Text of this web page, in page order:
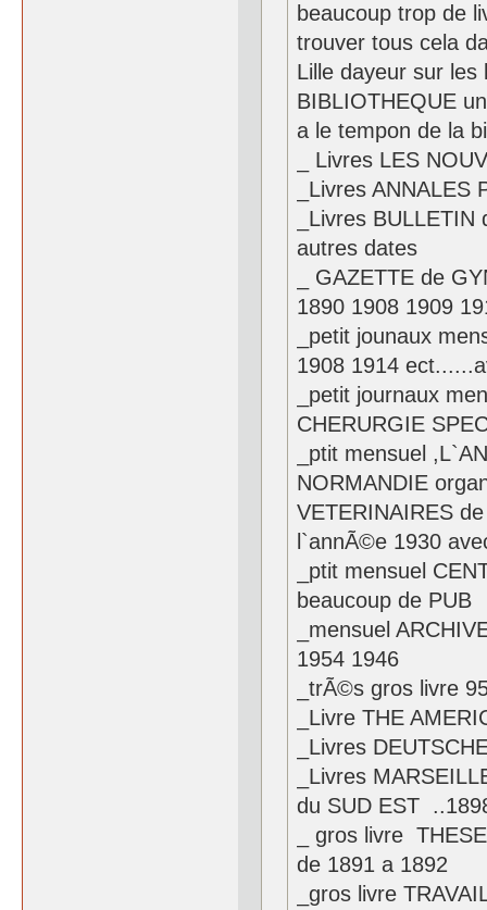
beaucoup trop de
trouver tous cela
Lille dayeur sur
BIBLIOTHEQUE
a le tempon de la
_ Livres LES
_Livres
_Livres
autres dates
_ GAZETTE de
1890 1908 1909
_petit jounaux
1908 1914
_petit journaux
CHERURGIE
_ptit mensuel
NORMANDIE
VETERINAIRES
l`annÃ©e 1930
_ptit mensuel
beaucoup de PUB
_mensuel
1954 1946
_trÃ©s gros livre
_Livre THE
_Livres
_Livres
du SUD EST
_ gros livre
de 1891 a 1892
_gros livre